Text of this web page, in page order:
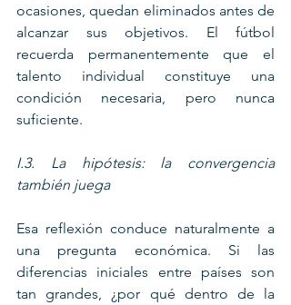
ocasiones, quedan eliminados antes de
alcanzar sus objetivos. El fútbol
recuerda permanentemente que el
talento individual constituye una
condición necesaria, pero nunca
suficiente.
I.3. La hipótesis: la convergencia
también juega
Esa reflexión conduce naturalmente a
una pregunta económica. Si las
diferencias iniciales entre países son
tan grandes, ¿por qué dentro de la